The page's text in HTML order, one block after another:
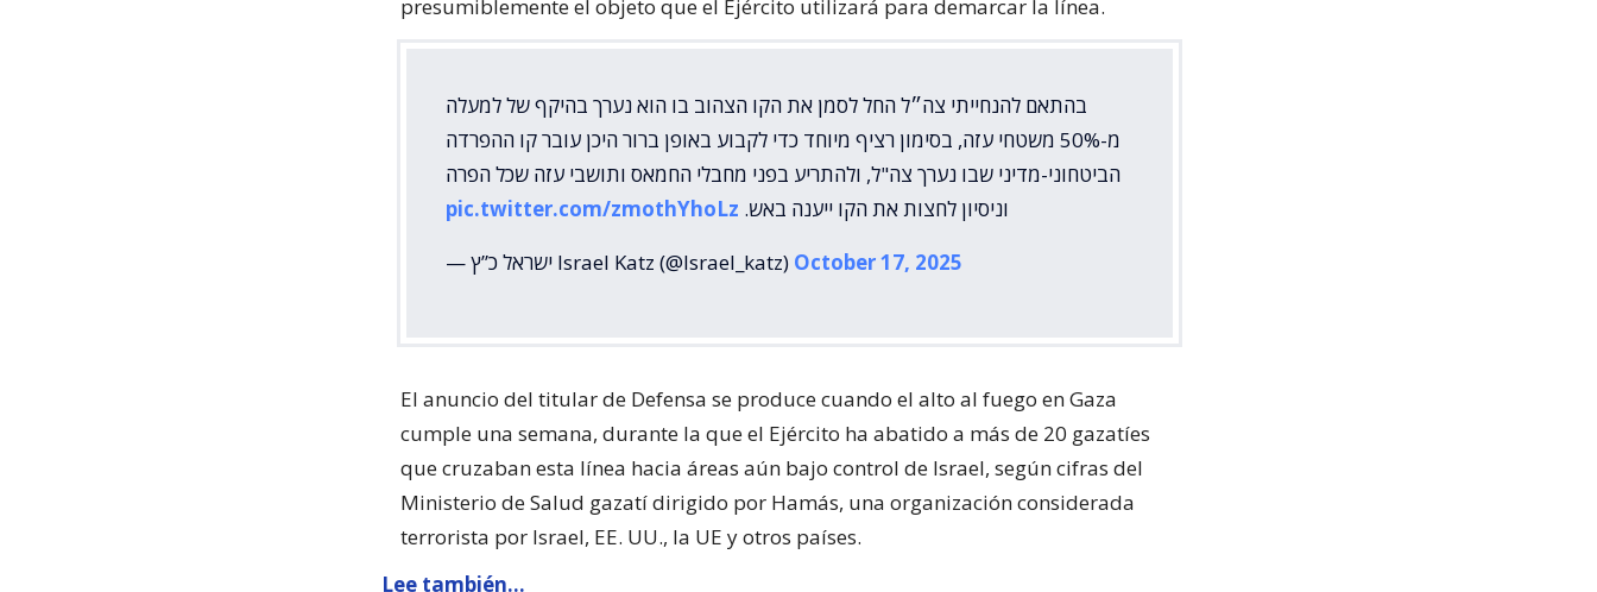
presumiblemente el objeto que el Ejército utilizará para demarcar la línea.
בהתאם להנחייתי צה״ל החל לסמן את הקו הצהוב בו הוא נערך בהיקף של למעלה
מ-50% משטחי עזה, בסימון רציף מיוחד כדי לקבוע באופן ברור היכן עובר קו ההפרדה
הביטחוני-מדיני שבו נערך צה"ל, ולהתריע בפני מחבלי החמאס ותושבי עזה שכל הפרה
וניסיון לחצות את הקו ייענה באש. pic.twitter.com/zmothYhoLz
— ישראל כ”ץ Israel Katz (@Israel_katz) October 17, 2025
El anuncio del titular de Defensa se produce cuando el alto al fuego en Gaza
cumple una semana, durante la que el Ejército ha abatido a más de 20 gazatíes
que cruzaban esta línea hacia áreas aún bajo control de Israel, según cifras del
Ministerio de Salud gazatí dirigido por Hamás, una organización considerada
terrorista por Israel, EE. UU., la UE y otros países.
Lee también...